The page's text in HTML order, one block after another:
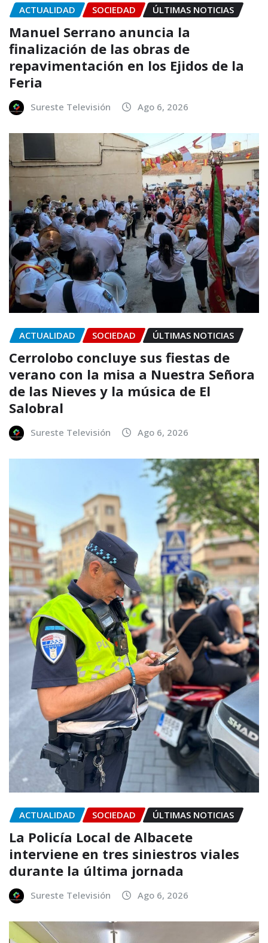
ACTUALIDAD SOCIEDAD ÚLTIMAS NOTICIAS
Manuel Serrano anuncia la
finalización de las obras de
repavimentación en los Ejidos de la
Feria
Sureste Televisión Ago 6, 2026
ACTUALIDAD SOCIEDAD ÚLTIMAS NOTICIAS
Cerrolobo concluye sus fiestas de
verano con la misa a Nuestra Señora
de las Nieves y la música de El
Salobral
Sureste Televisión Ago 6, 2026
ACTUALIDAD SOCIEDAD ÚLTIMAS NOTICIAS
La Policía Local de Albacete
interviene en tres siniestros viales
durante la última jornada
Sureste Televisión Ago 6, 2026